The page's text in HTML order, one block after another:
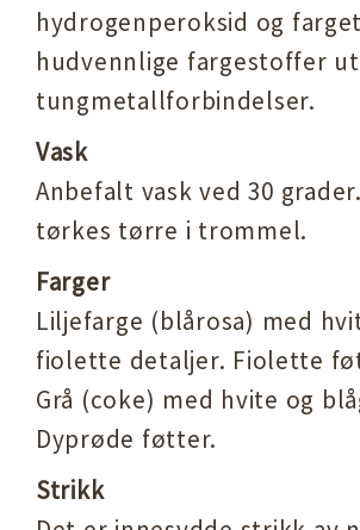
hydrogenperoksid og
hudvennlige fargestoffer
tungmetallforbindelser.
Vask
Anbefalt vask ved 30
tørkes tørre i trommel.
Farger
Liljefarge (blårosa) med
fiolette detaljer. Fiolette
Grå (coke) med hvite og
Dyprøde føtter.
Strikk